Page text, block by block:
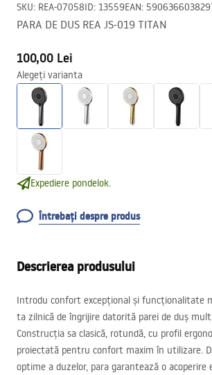
SKU: REA-07058ID: 13559EAN:
PARA DE DUS REA JS-019 TITAN
100,00 Lei
Alegeți varianta
Expediere pondelok.
Întrebați despre produs
Descrierea produsului
Introdu confort excepțional și funcționalitate
ta zilnică de îngrijire datorită parei de duș
Construcția sa clasică, rotundă, cu profil
proiectată pentru confort maxim în utilizare.
optime a duzelor, para garantează o acoperire